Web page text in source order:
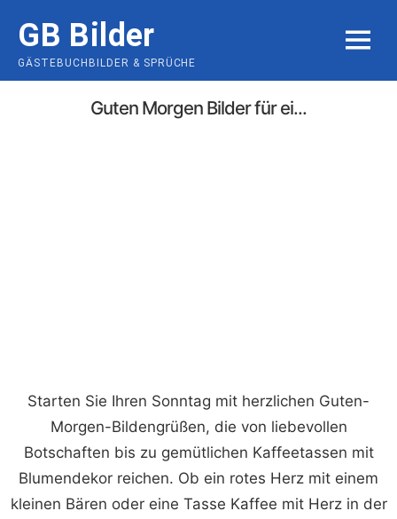
content
GB Bilder
GÄSTEBUCHBILDER & SPRÜCHE
MENU
Guten Morgen Bilder für ei...
Starten Sie Ihren Sonntag mit herzlichen Guten-
Morgen-Bildengrüßen, die von liebevollen
Botschaften bis zu gemütlichen Kaffeetassen mit
Blumendekor reichen. Ob ein rotes Herz mit einem
kleinen Bären oder eine Tasse Kaffee mit Herz in der